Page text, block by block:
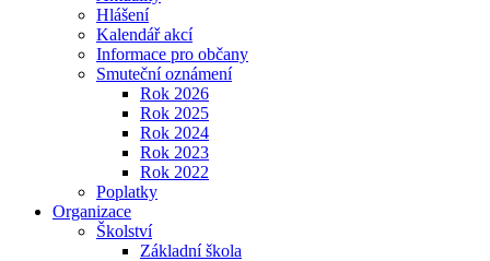
Hlášení
Kalendář akcí
Informace pro občany
Smuteční oznámení
Rok 2026
Rok 2025
Rok 2024
Rok 2023
Rok 2022
Poplatky
Organizace
Školství
Základní škola